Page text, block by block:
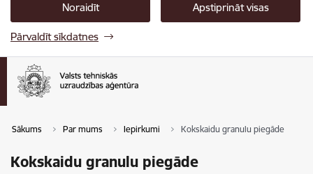
Noraidīt Apstiprināt visas
Pārvaldīt sīkdatnes
Sākums Par mums Iepirkumi Kokskaidu granulu piegāde
Kokskaidu granulu piegāde